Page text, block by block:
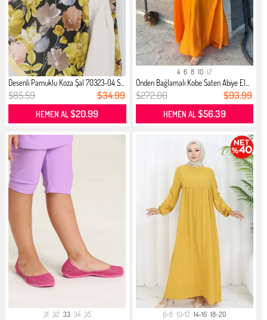
Desenli Pamuklu Koza Şal 70323-04 S...
$85.59 $34.99
HEMEN AL$20.99
4 6 8 10 12
Önden Bağlamalı Kobe Saten Abiye El...
$272.00 $93.99
HEMEN AL$56.39
31 32 33 34 35 6-8 10-12 14-16 18-20